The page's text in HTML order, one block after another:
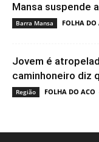
Mansa suspende
Barra Mansa FOLHA DO
Jovem é
caminhoneiro diz
Região FOLHA DO ACO